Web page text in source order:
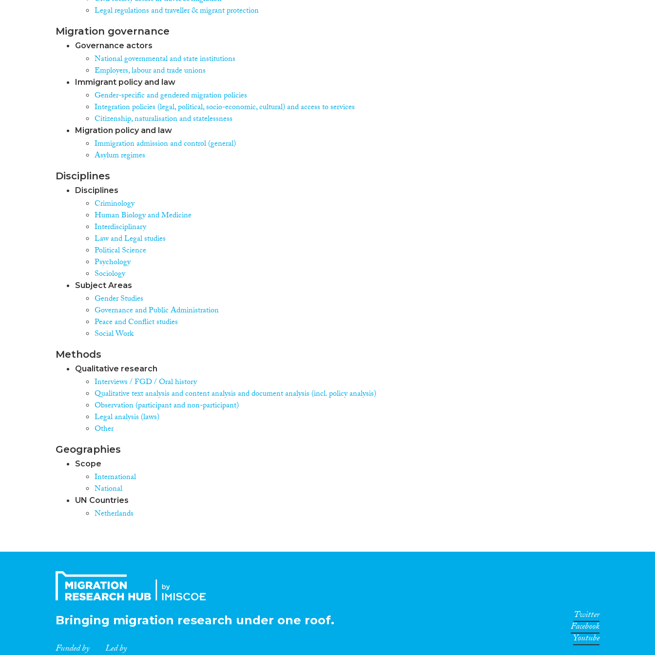
Legal regulations and traveller & migrant protection
Migration governance
Governance actors
National governmental and state institutions
Employers, labour and trade unions
Immigrant policy and law
Gender-specific and gendered migration policies
Integration policies (legal, political, socio-economic, cultural) and access to services
Citizenship, naturalisation and statelessness
Migration policy and law
Immigration admission and control (general)
Asylum regimes
Disciplines
Disciplines
Criminology
Human Biology and Medicine
Interdisciplinary
Law and Legal studies
Political Science
Psychology
Sociology
Subject Areas
Gender Studies
Governance and Public Administration
Peace and Conflict studies
Social Work
Methods
Qualitative research
Interviews / FGD / Oral history
Qualitative text analysis and content analysis and document analysis (incl. policy analysis)
Observation (participant and non-participant)
Legal analysis (laws)
Other
Geographies
Scope
International
National
UN Countries
Netherlands
Bringing migration research under one roof.
Funded by Led by
Twitter
Facebook
Youtube